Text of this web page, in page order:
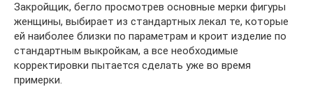
Закройщик, бегло просмотрев основные мерки фигуры
женщины, выбирает из стандартных лекал те, которые
ей наиболее близки по параметрам и кроит изделие по
стандартным выкройкам, а все необходимые
корректировки пытается сделать уже во время
примерки.